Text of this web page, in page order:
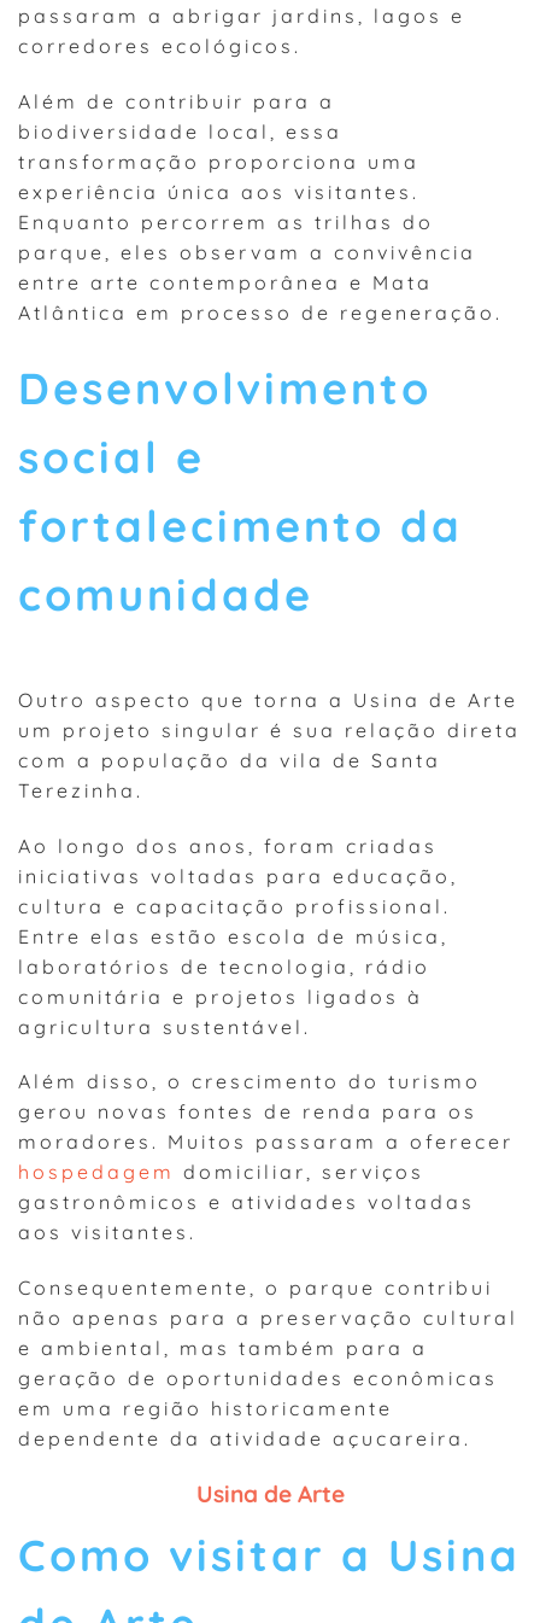
passaram a abrigar jardins, lagos e
corredores ecológicos.
Além de contribuir para a
biodiversidade local, essa
transformação proporciona uma
experiência única aos visitantes.
Enquanto percorrem as trilhas do
parque, eles observam a convivência
entre arte contemporânea e Mata
Atlântica em processo de regeneração.
Desenvolvimento
social e
fortalecimento da
comunidade
Outro aspecto que torna a Usina de Arte
um projeto singular é sua relação direta
com a população da vila de Santa
Terezinha.
Ao longo dos anos, foram criadas
iniciativas voltadas para educação,
cultura e capacitação profissional.
Entre elas estão escola de música,
laboratórios de tecnologia, rádio
comunitária e projetos ligados à
agricultura sustentável.
Além disso, o crescimento do turismo
gerou novas fontes de renda para os
moradores. Muitos passaram a oferecer
hospedagem domiciliar, serviços
gastronômicos e atividades voltadas
aos visitantes.
Consequentemente, o parque contribui
não apenas para a preservação cultural
e ambiental, mas também para a
geração de oportunidades econômicas
em uma região historicamente
dependente da atividade açucareira.
Usina de Arte
Como visitar a Usina